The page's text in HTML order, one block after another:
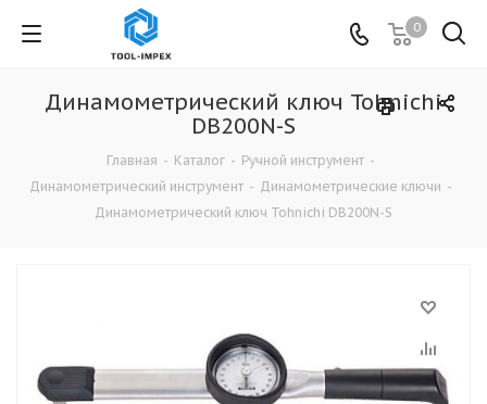
0
Динамометрический ключ Tohnichi
DB200N-S
Главная - Каталог - Ручной инструмент -
Динамометрический инструмент - Динамометрические ключи -
Динамометрический ключ Tohnichi DB200N-S